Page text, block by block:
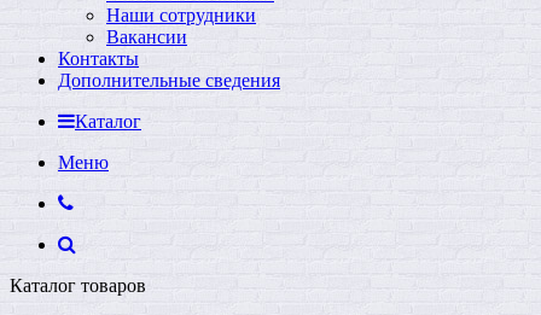
Наши сотрудники
Вакансии
Контакты
Дополнительные сведения
Каталог
Меню
Каталог товаров